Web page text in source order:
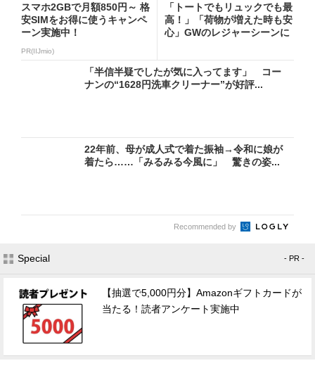
スマホ2GBで月額850円～ 格
安SIMをお得に使うキャンペ
ーン実施中！
PR(IIJmio)
「トートでもリュックでも最
高！」「荷物が増えた時も安
心」GWのレジャーシーンに
「半信半疑でしたが気に入ってます」 コー
ナンの“1628円洗車クリーナー”が好評...
22年前、母が成人式で着た振袖→令和に娘が
着たら……「みるみる今風に」 驚きの姿...
Recommended by
Special - PR -
【抽選で5,000円分】Amazonギフトカードが
当たる！読者アンケート実施中